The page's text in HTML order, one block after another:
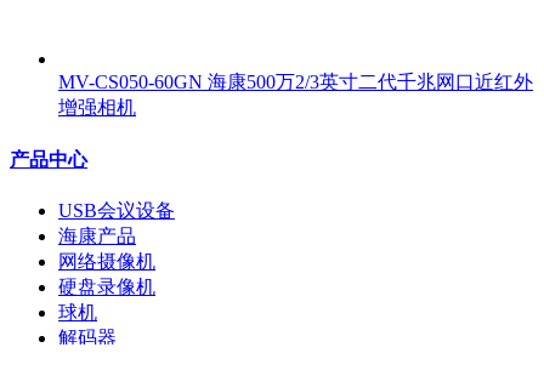
MV-CS050-60GN 海康500万2/3英寸二代千兆网口近红外
增强相机
产品中心
USB会议设备
海康产品
网络摄像机
硬盘录像机
球机
解码器